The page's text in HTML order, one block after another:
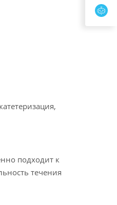
подходит к
течения